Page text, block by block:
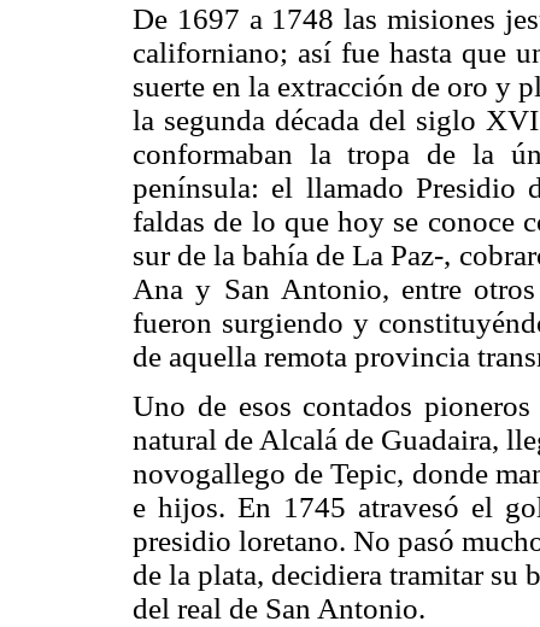
De 1697 a 1748 las misiones
californiano; así fue hasta que
suerte en la extracción de oro y
la segunda década del siglo
conformaban la tropa de la
península: el llamado Presidio
faldas de lo que hoy se conoce
sur de la bahía de La Paz-,
Ana y San Antonio, entre
fueron surgiendo y
de aquella remota provincia
Uno de esos contados
natural de Alcalá de Guadaira,
novogallego de Tepic, donde
e hijos. En 1745 atravesó el
presidio loretano. No pasó
de la plata, decidiera tramitar su
del real de San Antonio.